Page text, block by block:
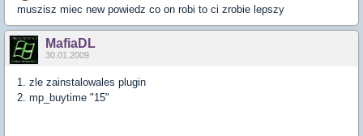
muszisz miec new powiedz co on robi to ci zrobie lepszy
MafiaDL
30.01.2009
1. zle zainstalowales plugin
2. mp_buytime "15"